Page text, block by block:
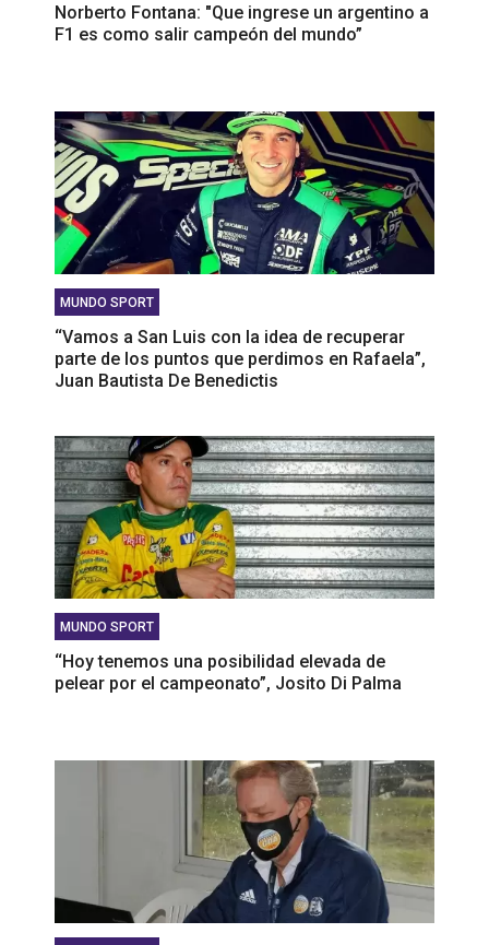
Norberto Fontana: "Que ingrese un argentino a
F1 es como salir campeón del mundo”
MUNDO SPORT
‘‘Vamos a San Luis con la idea de recuperar
parte de los puntos que perdimos en Rafaela”,
Juan Bautista De Benedictis
MUNDO SPORT
‘‘Hoy tenemos una posibilidad elevada de
pelear por el campeonato”, Josito Di Palma